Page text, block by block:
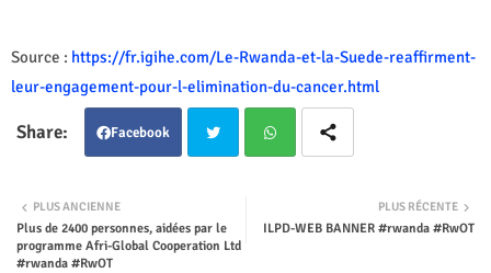
Source : https://fr.igihe.com/Le-Rwanda-et-la-Suede-reaffirment-
leur-engagement-pour-l-elimination-du-cancer.html
Facebook
ter tsap
PLUS RÉCENTE
ILPD-WEB BANNER #rwanda #RwOT
PLUS ANCIENNE
Plus de 2400 personnes, aidées par le
programme Afri-Global Cooperation Ltd
#rwanda #RwOT